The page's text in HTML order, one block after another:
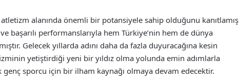
alanında önemli bir potansiyele sahip olduğunu kanıtlamış
başarılı performanslarıyla hem Türkiye’nin hem de dünya
Gelecek yıllarda adını daha da fazla duyuracağına kesin
yetiştirdiği yeni bir yıldız olma yolunda emin adımlarla
sporcu için bir ilham kaynağı olmaya devam edecektir.